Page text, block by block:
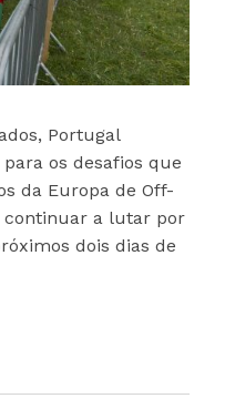
Portugal
os desafios que
da Europa de Off-
continuar a lutar por
dois dias de